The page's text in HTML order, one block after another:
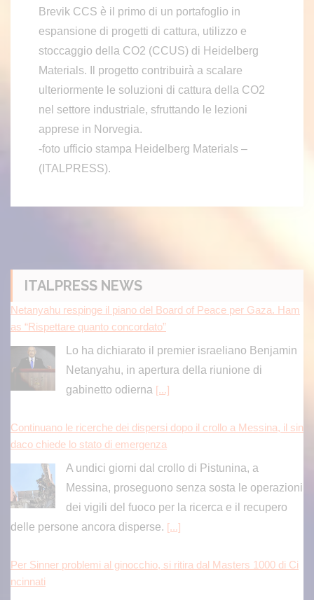
Brevik CCS è il primo di un portafoglio in
espansione di progetti di cattura, utilizzo e
stoccaggio della CO2 (CCUS) di Heidelberg
Materials. Il progetto contribuirà a scalare
ulteriormente le soluzioni di cattura della CO2
nel settore industriale, sfruttando le lezioni
apprese in Norvegia.
-foto ufficio stampa Heidelberg Materials –
(ITALPRESS).
ITALPRESS NEWS
Netanyahu, in apertura della riunione di
gabinetto odierna[...]
Continuano le ricerche dei dispersi dopo il crollo a Messina, il sin
daco chiede lo stato di emergenza
A undici giorni dal crollo di Pistunina, a
dei vigili del fuoco per la ricerca e il recupero
delle persone ancora disperse.
Per Sinner problemi al ginocchio, si ritira dal Masters 1000 di Ci
ncinnati
Il numero uno del mondo rinuncia anche al
Montreal[...]